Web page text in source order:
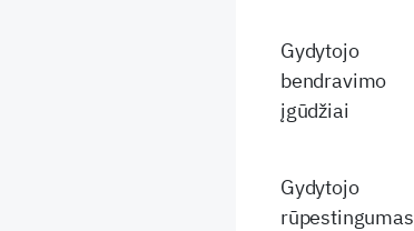
Gydytojo
bendravimo
įgūdžiai
Gydytojo
rūpestingumas